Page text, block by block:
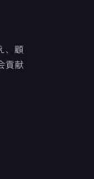
、顧
貢献